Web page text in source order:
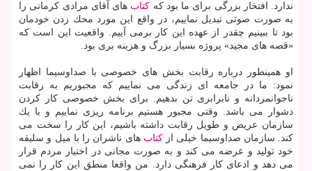
ندارد. افتخار بزرگی برای ما بود كه كتاب های آقای مرادی كرمانی را
به صورت صوتی تبدیل نماییم، در واقع این مورد محك زدن خودمان
بود تا ببینیم چقدر از عهده این كار برمی آییم. واقعیت این است كه
«قصه های مجید» پروژه بسیار بزرگ و هزینه بری بود.
او همینطور درباره رقابت بخش های خصوصی با صداوسیما اظهار
نمود: ما در جامعه ای زندگی می نماییم كه مجبوریم به رقابت
ناجوانمردانه و نابرابری تن بدهیم. برای بخش خصوصی كار كردن
دشوار می باشد. وقتی مجبور هستیم برنامه ریزی نماییم و با یك
سازمان عریض و طویل رقابت داشته باشیم، این كار را سخت می
كند. سازمان صداوسیما خیلی ازكتاب های ناشران را با میل و سلیقه
خود تولید و عرضه می كند و به صورت مجانی در اختیار مردم قرار
می دهد و ادعای كار فرهنگی دارد. من واقعا منطق این كار را نمی